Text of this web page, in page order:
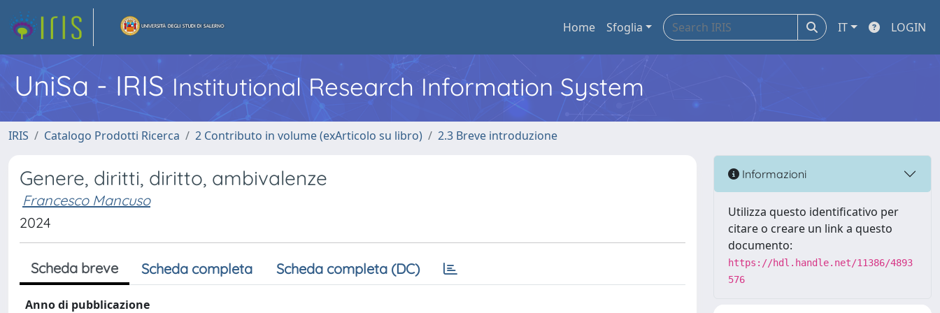
Home Sfoglia IT LOGIN
UniSa - IRIS Institutional Research Information System
IRIS Catalogo Prodotti Ricerca 2 Contributo in volume (exArticolo su libro) 2.3 Breve introduzione
Genere, diritti, diritto, ambivalenze
Francesco Mancuso
2024
Scheda breve Scheda completa Scheda completa (DC)
Anno di pubblicazione
Informazioni
Utilizza questo identificativo per
citare o creare un link a questo
documento:
https://hdl.handle.net/11386/4893
576